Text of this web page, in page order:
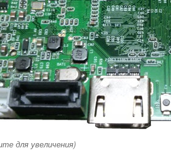
для увеличения)